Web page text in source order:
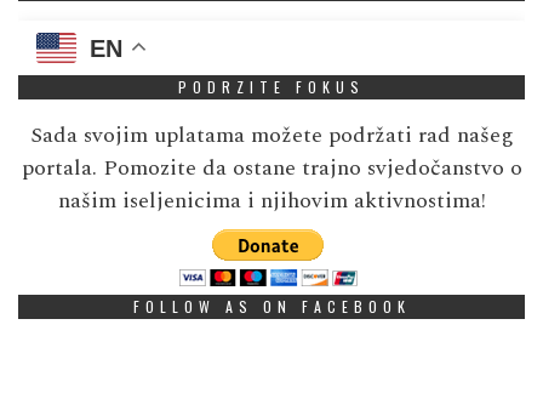
EN
PODRZITE FOKUS
Sada svojim uplatama možete podržati rad našeg
portala. Pomozite da ostane trajno svjedočanstvo o
našim iseljenicima i njihovim aktivnostima!
FOLLOW AS ON FACEBOOK